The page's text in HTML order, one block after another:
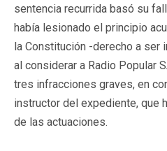
sentencia recurrida basó su
había lesionado el principio
la Constitución -derecho a ser
al considerar a Radio Popular
tres infracciones graves, en
instructor del expediente, que
de las actuaciones.